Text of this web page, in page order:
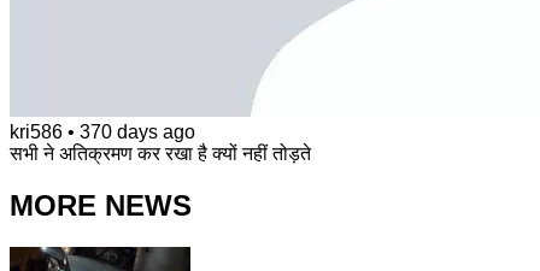
kri586 • 370 days ago
सभी ने अतिक्रमण कर रखा है क्यों नहीं तोड़ते
MORE NEWS